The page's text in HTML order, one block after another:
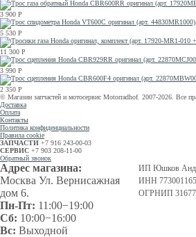
3 900 Р
5 530 Р
11 300 Р
3 990 Р
2 350 Р
© Магазин запчастей и мотосервис Motorradhof. 2007-2026. Все
Доставка
Оплата
Контакты
Политика конфиденциальности
Правила cookie
ЗАПЧАСТИ +7 916 243-00-03
СЕРВИС +7 903 208-11-00
Обратный звонок
Адрес магазина:
Москва Ул. Вернисажная
дом 6.
Пн-Пт: 11:00−19:00
Сб: 10:00−16:00
Вс: Выходной
ИП Юшков
ИНН
ОГРНИП